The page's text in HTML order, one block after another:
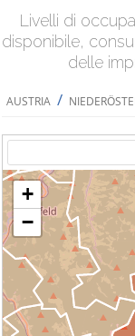
Livelli di
disponibile,
delle
AUSTRIA /